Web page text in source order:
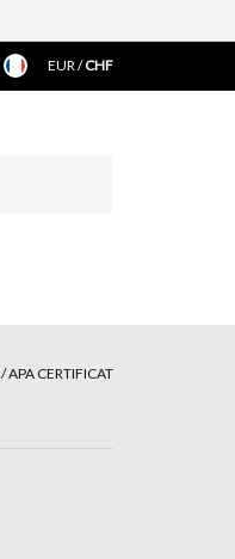
EUR/CHF
/APA CERTIFICAT